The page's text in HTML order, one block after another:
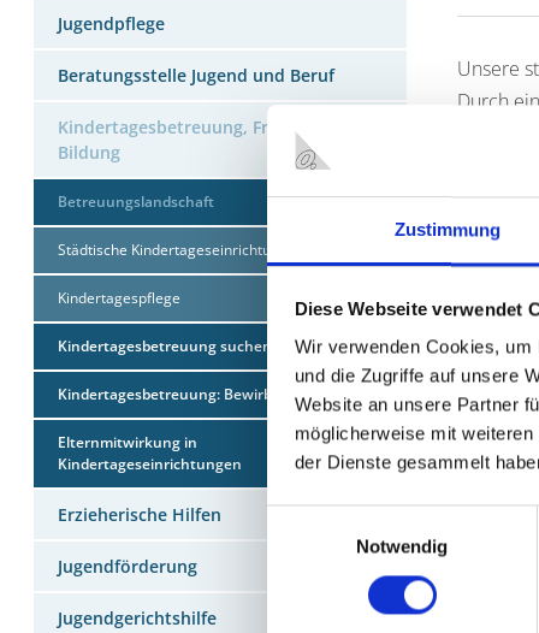
Zustimmung
Diese Webseite verwendet
Wir verwenden Cookies,
und die Zugriffe auf unsere
Website an unsere Partner
möglicherweise mit
der Dienste gesammelt
Notwendig
Jugendpflege
Beratungsstelle Jugend und Beruf
Kindertagesbetreuung, Frühkindliche
Bildung
Betreuungslandschaft
Städtische Kindertageseinrichtungen
Kindertagespflege
Kindertagesbetreuung suchen
Kindertagesbetreuung: Bewirb Dich jetzt!
Elternmitwirkung in
Kindertageseinrichtungen
Erzieherische Hilfen
Jugendförderung
Jugendgerichtshilfe
Unsere
Durch
plusKITA
Die